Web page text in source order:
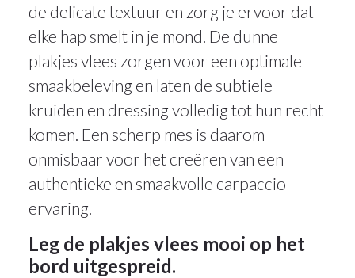
de delicate textuur en zorg je ervoor dat
elke hap smelt in je mond. De dunne
plakjes vlees zorgen voor een optimale
smaakbeleving en laten de subtiele
kruiden en dressing volledig tot hun recht
komen. Een scherp mes is daarom
onmisbaar voor het creëren van een
authentieke en smaakvolle carpaccio-
ervaring.
Leg de plakjes vlees mooi op het
bord uitgespreid.